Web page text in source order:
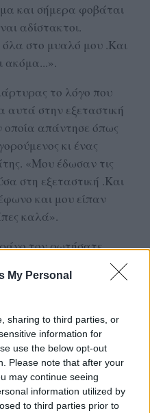
My Personal
sharing to third parties, or
information for
use the below opt-out
Please note that after your
may continue seeing
information utilized by
to third parties prior to
και σήμερα φοβάται
αδίστακτοι.
στο μυαλό μου .Και
ακόμα...».
το λόγο που
αυτά στην εξεταστική
οποία απάντησε όπως
κι ένας
«Μου έδωσαν τις
στη εξεταστική .Και
και μου είπαν
καλά».
τον ρωτήσατε
πρώην υπουργό
Τόσκα δεν έχει
είπε αυτό μετά από
.